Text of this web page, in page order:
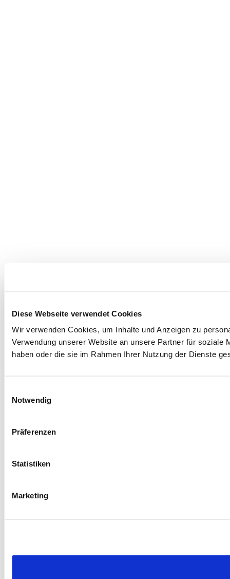
Diese Webseite verwendet Cookies
Wir verwenden Cookies, um Inhalte und Anzeigen zu
Verwendung unserer Website an unsere Partner für soziale
haben oder die sie im Rahmen Ihrer Nutzung der Dienste
Notwendig
Präferenzen
Statistiken
Marketing